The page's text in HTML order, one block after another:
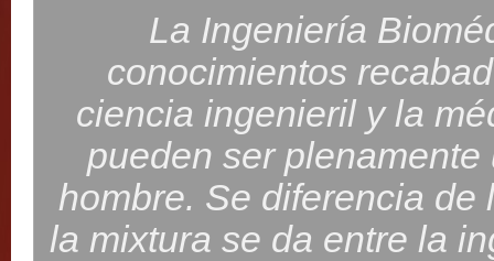
La Ingeniería
conocimientos
ciencia ingenieril y la
pueden ser
hombre. Se diferencia
la mixtura se da entre la